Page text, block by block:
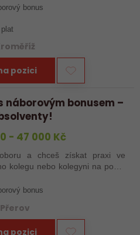
bonus
pozici
náborovým bonusem –
- 47 000 Kč
a chceš získat praxi ve
kolegu nebo kolegyni na pozici
práce ve výrobě, kde se něco
bonus
Přerov
pozici